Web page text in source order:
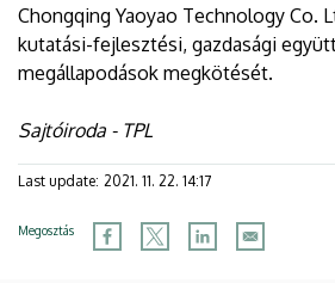
Chongqing Yaoyao Technology Co.
kutatási-fejlesztési, gazdasági
megállapodások megkötését.
Sajtóiroda - TPL
Last update: 2021. 11. 22. 14:17
Megosztás